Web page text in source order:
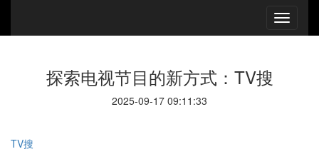
探索电视节目的新方式：TV搜
2025-09-17 09:11:33
TV搜